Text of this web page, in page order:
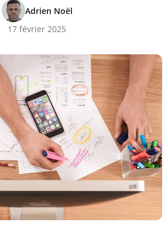
Adrien Noël
17 février 2025